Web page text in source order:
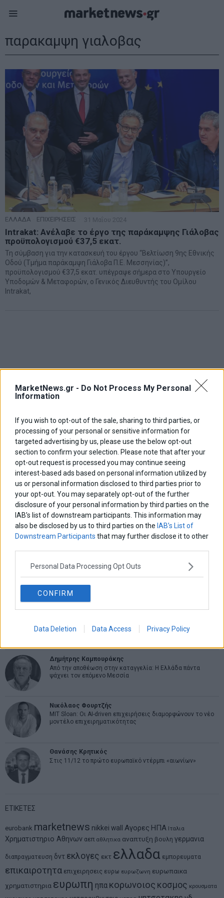
MarketNews.gr - Do Not Process My Personal
Information
If you wish to opt-out of the sale, sharing to third parties, or
processing of your personal or sensitive information for
targeted advertising by us, please use the below opt-out
section to confirm your selection. Please note that after your
opt-out request is processed you may continue seeing
interest-based ads based on personal information utilized by
us or personal information disclosed to third parties prior to
your opt-out. You may separately opt-out of the further
disclosure of your personal information by third parties on the
IAB’s list of downstream participants. This information may
also be disclosed by us to third parties on the IAB’s List of
Downstream Participants that may further disclose it to other
Personal Data Processing Opt Outs
CONFIRM
Data Deletion Data Access Privacy Policy
παρακαμψη γιαλοβας
ΕΛΛΑΔΑ ΕΠΙΧΕΙΡΗΣΕΙΣ 31 Μαΐου 2024
Intrakat: Ανέλαβε το έργο της παράκαμψης Γιάλοβας
προϋπολογισμού €37,5 εκατ.
Τη σύμβαση για την κατασκευή του έργου “Βελτίωση 9ης Εθνικής
Οδού (Τμήμα παράκαμψη Γιάλοβα Π.Ε. Μεσσηνίας)”,
προϋπολογισμού €37,5 εκατ. υπέγραψε σήμερα στο Υπουργείο
Υποδομών & Μεταφορών, ο Γενικός Διευθυντής του Ομίλου
Intrakat,
ΑΡΘΡΟΓΡΑΦΟΙ
Ελευθερία Κούρταλη
Οι «τιμωροί» των ομολόγων επέστρεψαν
Εύη Φραγκάκη
Σταματίνα Σταματάκου
Δημήτρης Καμπουράκης
Από την αποθέωση στην καταγγελία: Η Ελλάδα πάντα
ψάχνει τον επόμενο Μεσσία
Νικόλαος Φουρτζής
MIT Sloan: Οι AI-driven επιχειρήσεις διαμορφώνουν το νέο
μοντέλο επιχειρηματικότητας
Θανάσης Κρητικός
Στις 11/12 το πρώτο ευρωπαϊκό ντέρμπι «αιωνίων»
ΕΤΙΚΕΤΕΣ
eurobank marketnews nikkei wall Αγορες ΗΠΑ Ιταλια
Χρηματιστηριο Αθηνων αεπ αθλητικα αναπτυξη βουλη γερμανια
διαπραγματευση δντ εκλογες εκτ ελλαδα εμπορευματα
επικαιροτητα επιχειρησεις ευρω ευρωζωνη ευρωπαικα
χρηματιστηρια ευρωπη ηπα κορωνοιος κοσμος κρουσματα